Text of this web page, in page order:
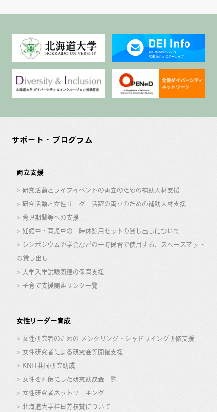
サポート・プログラム
両立支援
研究活動とライフイベントの両立のための補助人材支援
研究活動と女性リーダー活躍の両立のための補助人材支援
育児期間等への支援
妊娠中・育児中の一時休憩用セットの貸し出しについて
シンポジウムや学会などの一時保育で使用する、スペースマット
の貸し出し
大学入学試験関連の保育支援
子育て支援関連リンク一覧
女性リーダー育成
女性研究者のための メンタリング・シャドウイング研修支援
女性研究者による研究会等開催支援
KNIT共同研究助成
女性を対象にした研究助成金一覧
女性研究者ネットワーキング
北海道大学桂田芳枝賞について